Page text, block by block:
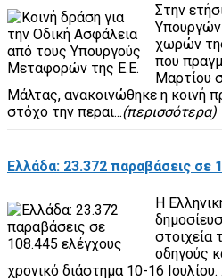
Στην
χωρών
που
Μαρτίου
Μάλτας, ανακοινώθηκε η κοινή
στόχο την περαι...(περισσότερα)
Ελλάδα: 23.372 παραβάσεις σε
Η
στοιχεία
οδηγούς
χρονικό διάστημα 10-16 Ιουλίου.